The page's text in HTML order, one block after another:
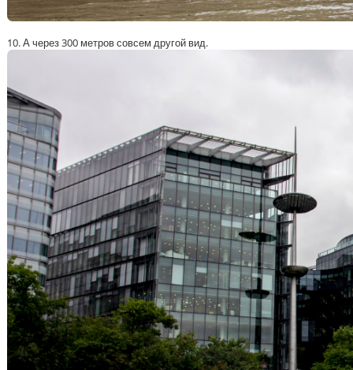
10. А через 300 метров совсем другой вид.